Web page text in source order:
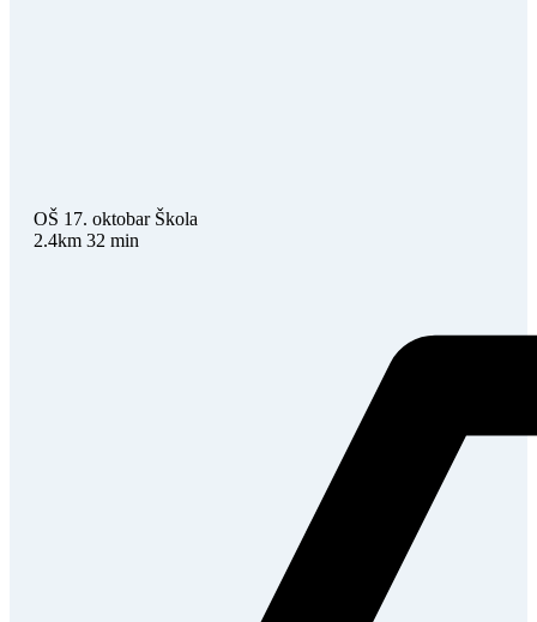
OŠ 17. oktobar Škola
2.4km 32 min